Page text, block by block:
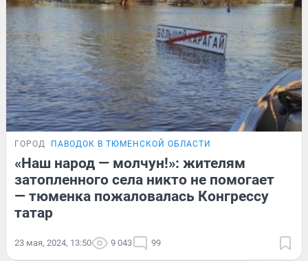
ГОРОД ПАВОДОК В ТЮМЕНСКОЙ ОБЛАСТИ
«Наш народ — молчун!»: жителям
затопленного села никто не помогает
— тюменка пожаловалась Конгрессу
татар
23 мая, 2024, 13:50 9 043 99